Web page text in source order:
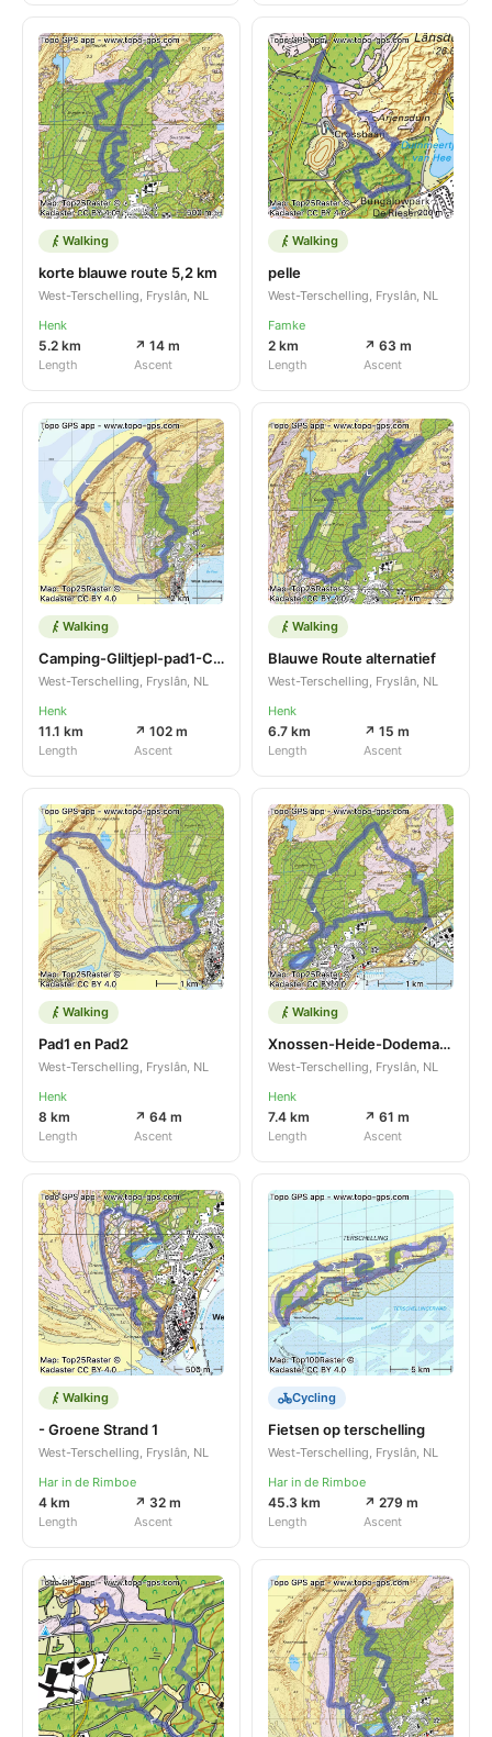
Walking
korte blauwe route 5,2 km
West-Terschelling, Fryslân, NL
Henk
5.2 km
Length
↗ 14 m
Ascent
Walking
pelle
West-Terschelling, Fryslân, NL
Famke
2 km
Length
↗ 63 m
Ascent
Walking
Camping-Gliltjepl-pad1-Camping
West-Terschelling, Fryslân, NL
Henk
11.1 km
Length
↗ 102 m
Ascent
Walking
Blauwe Route alternatief
West-Terschelling, Fryslân, NL
Henk
6.7 km
Length
↗ 15 m
Ascent
Walking
Pad1 en Pad2
West-Terschelling, Fryslân, NL
Henk
8 km
Length
↗ 64 m
Ascent
Walking
Xnossen-Heide-Dodemansk-Cnossen
West-Terschelling, Fryslân, NL
Henk
7.4 km
Length
↗ 61 m
Ascent
Walking
- Groene Strand 1
West-Terschelling, Fryslân, NL
Har in de Rimboe
4 km
Length
↗ 32 m
Ascent
Cycling
Fietsen op terschelling
West-Terschelling, Fryslân, NL
Har in de Rimboe
45.3 km
Length
↗ 279 m
Ascent